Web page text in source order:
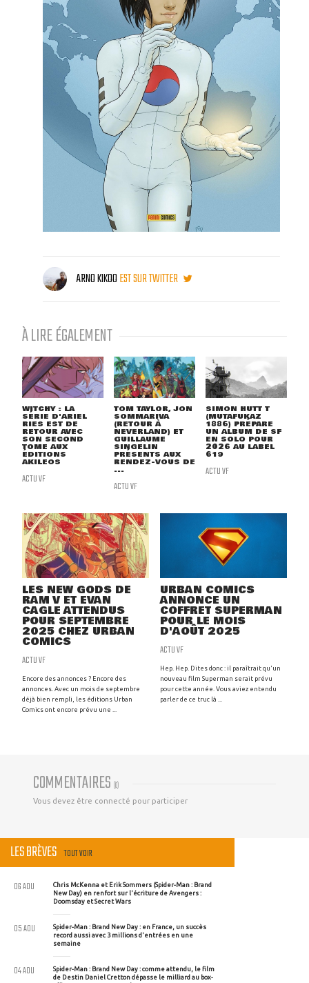
ARNO KIKOOEST SUR TWITTER
À LIRE ÉGALEMENT
WITCHY : LA
SÉRIE D'ARIEL
RIES EST DE
RETOUR AVEC
SON SECOND
TOME AUX
ÉDITIONS
AKILEOS
ACTU VF
TOM TAYLOR, JON
SOMMARIVA
(RETOUR À
NEVERLAND) ET
GUILLAUME
SINGELIN
PRÉSENTS AUX
RENDEZ-VOUS DE
...
ACTU VF
SIMON HUTT T
(MUTAFUKAZ
1886) PRÉPARE
UN ALBUM DE SF
EN SOLO POUR
2026 AU LABEL
619
ACTU VF
LES NEW GODS DE
RAM V ET EVAN
CAGLE ATTENDUS
POUR SEPTEMBRE
2025 CHEZ URBAN
COMICS
ACTU VF
Encore des annonces ? Encore des
annonces. Avec un mois de septembre
déjà bien rempli, les éditions Urban
Comics ont encore prévu une ...
URBAN COMICS
ANNONCE UN
COFFRET SUPERMAN
POUR LE MOIS
D'AOÛT 2025
ACTU VF
Hep. Hep. Dites donc : il paraîtrait qu'un
nouveau film Superman serait prévu
pour cette année. Vous aviez entendu
parler de ce truc là ...
COMMENTAIRES (0)
Vous devez être connecté pour participer
LES BRÈVES TOUT VOIR
Chris McKenna et Erik Sommers (Spider-Man : Brand
New Day) en renfort sur l'écriture de Avengers :
Doomsday et Secret Wars
06 AOU
Spider-Man : Brand New Day : en France, un succès
record aussi avec 3 millions d'entrées en une
semaine
05 AOU
Spider-Man : Brand New Day : comme attendu, le film
de Destin Daniel Cretton dépasse le milliard au box-
04 AOU